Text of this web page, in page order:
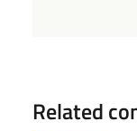
Related